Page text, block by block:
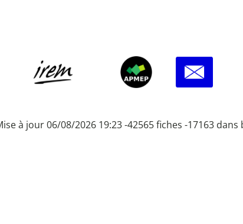
à jour 06/08/2026 19:23 -42565 fiches -17163